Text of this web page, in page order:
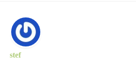
stef